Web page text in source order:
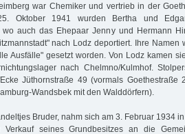
war Chemiker und vertrieb in der
Oktober 1941 wurden Bertha und
wo auch das Ehepaar Jenny und Hermann
nach Lodz deportiert. Ihre Namen
Ausfälle" gesetzt worden. Von Lodz kamen
nach Chelmno/Kulmhof.
Ecke Jüthornstraße 49 (vormals
Wandsbek mit den Walddörfern).
Bruder, nahm sich am 3. Februar 1934
seines Grundbesitzes an die